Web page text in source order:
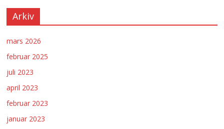
Arkiv
mars 2026
februar 2025
juli 2023
april 2023
februar 2023
januar 2023